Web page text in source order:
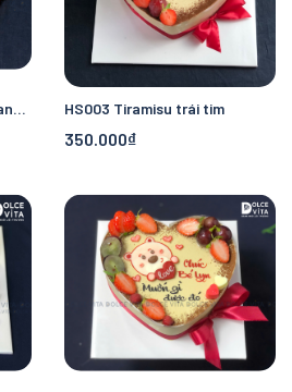
HS002 Tiramisu trái tim trang trí trái cây HS003 Tiramisu trái tim
350.000₫